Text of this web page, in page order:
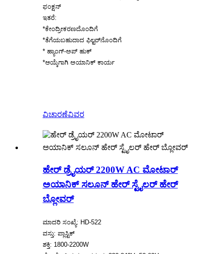
ಫಂಕ್ಷನ್
ಇತರೆ:
*ಕೇಂದ್ರೀಕರಣದೊಂದಿಗೆ
*ತೆಗೆಯಬಹುದಾದ ಫಿಲ್ಟರ್‌ನೊಂದಿಗೆ
* ಹ್ಯಾಂಗ್-ಅಪ್ ಹುಕ್
*ಆಯ್ಕೆಗಾಗಿ ಅಯಾನಿಕ್ ಕಾರ್ಯ
ವಿಚಾರಣೆವಿವರ
ಹೇರ್ ಡ್ರೈಯರ್ 2200W AC ಮೋಟಾರ್
ಅಯಾನಿಕ್ ಸಲೂನ್ ಹೇರ್ ಸ್ಟೈಲರ್ ಹೇರ್
ಬ್ಲೋವರ್
ಮಾದರಿ ಸಂಖ್ಯೆ: HD-522
ವಸ್ತು: ಪ್ಲಾಸ್ಟಿಕ್
ಶಕ್ತಿ: 1800-2200W